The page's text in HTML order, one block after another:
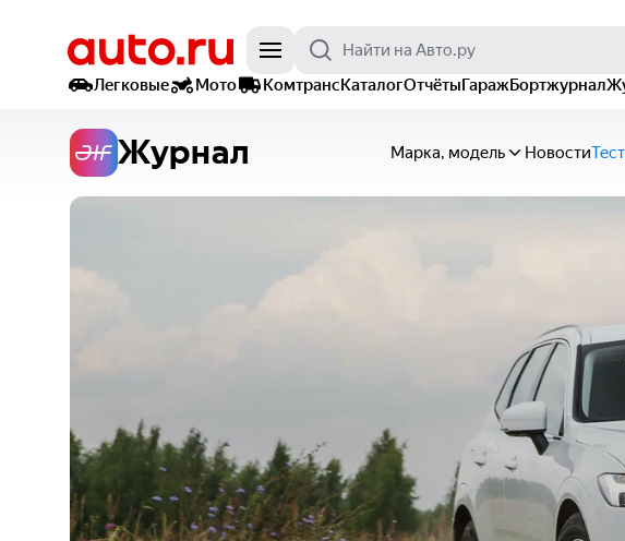
Легковые
Мото КомтрансКаталогОтчётыГаражБортжурнал
Журнал Марка, модель Новости